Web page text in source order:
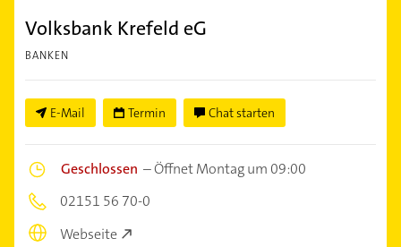
Volksbank Krefeld eG
BANKEN
E-Mail Termin Chat starten
Geschlossen –Öffnet Montag um 09:00
02151 56 70-0
Webseite